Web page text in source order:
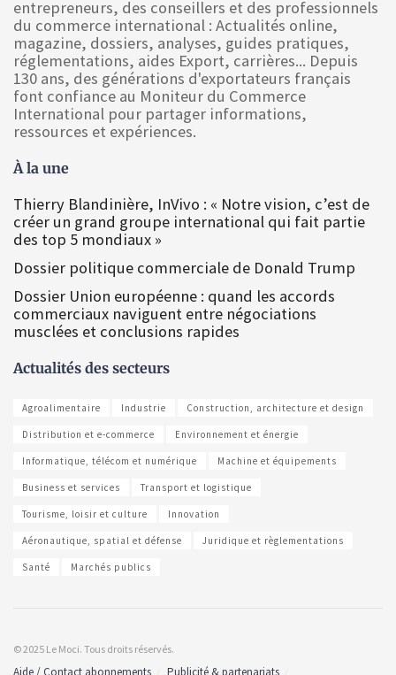
entrepreneurs, des conseillers et des professionnels
du commerce international : Actualités online,
magazine, dossiers, analyses, guides pratiques,
réglementations, aides Export, carrières... Depuis
130 ans, des générations d'exportateurs français
font confiance au Moniteur du Commerce
International pour partager informations,
ressources et expériences.
À la une
Thierry Blandinière, InVivo : « Notre vision, c’est de
créer un grand groupe international qui fait partie
des top 5 mondiaux »
Dossier politique commerciale de Donald Trump
Dossier Union européenne : quand les accords
commerciaux naviguent entre négociations
musclées et conclusions rapides
Actualités des secteurs
Agroalimentaire Industrie Construction, architecture et design
Distribution et e-commerce Environnement et énergie
Informatique, télécom et numérique Machine et équipements
Business et services Transport et logistique
Tourisme, loisir et culture Innovation
Aéronautique, spatial et défense Juridique et règlementations
Santé Marchés publics
© 2025 Le Moci. Tous droits réservés.
Aide / Contact abonnements Publicité & partenariats